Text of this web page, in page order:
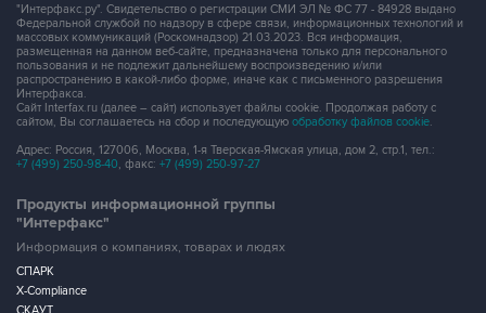
"Интерфакс.ру". Свидетельство о регистрации СМИ ЭЛ № ФС 77 - 84928 выдано
Федеральной службой по надзору в сфере связи, информационных технологий и
массовых коммуникаций (Роскомнадзор) 21.03.2023. Вся информация,
размещенная на данном веб-сайте, предназначена только для персонального
пользования и не подлежит дальнейшему воспроизведению и/или
распространению в какой-либо форме, иначе как с письменного разрешения
Интерфакса.
Сайт Interfax.ru (далее – сайт) использует файлы cookie. Продолжая работу с
сайтом, Вы соглашаетесь на сбор и последующую обработку файлов cookie.
Адрес: Россия, 127006, Москва, 1-я Тверская-Ямская улица, дом 2, стр.1, тел.:
+7 (499) 250-98-40, факс: +7 (499) 250-97-27
Продукты информационной группы
"Интерфакс"
Информация о компаниях, товарах и людях
СПАРК
X-Compliance
СКАУТ